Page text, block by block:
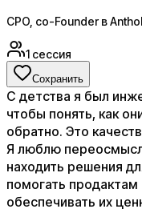
CPO, co-Founder в
1 сессия
Сохранить
С детства я был
чтобы понять, как
обратно. Это
Я люблю
находить решения
помогать продактам
обеспечивать их